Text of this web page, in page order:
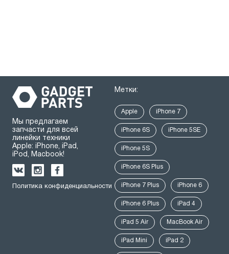
Мы предлагаем
запчасти для всей
линейки техники
Apple: iPhone, iPad,
iPod, Macbook!
Политика конфиденциальности
Метки:
Apple iPhone 7
iPhone 6S iPhone 5SE
iPhone 5S
iPhone 6S Plus
iPhone 7 Plus iPhone 6
iPhone 6 Plus iPad 4
iPad 5 Air MacBook Air
iPad Mini iPad 2